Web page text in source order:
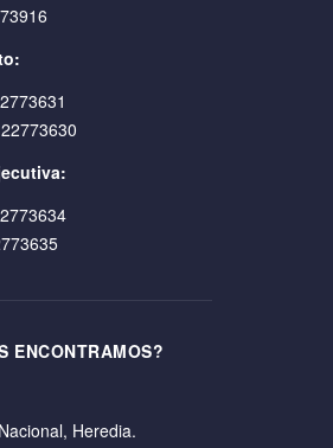
ENCONTRAMOS?
Heredia.